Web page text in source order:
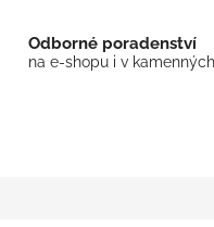
Odborné poradenství
na e-shopu i v